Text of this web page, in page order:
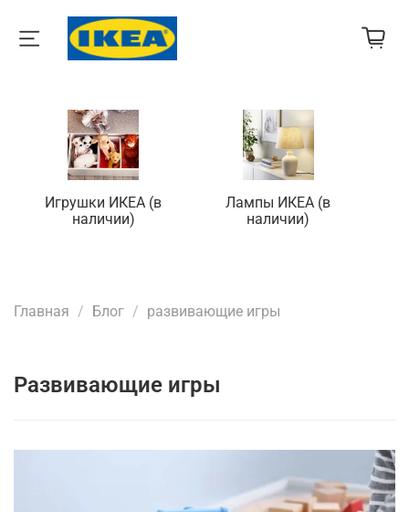
Игрушки ИКЕА (в
наличии)
Лампы ИКЕА (в
наличии)
Главная Блог развивающие игры
развивающие игры